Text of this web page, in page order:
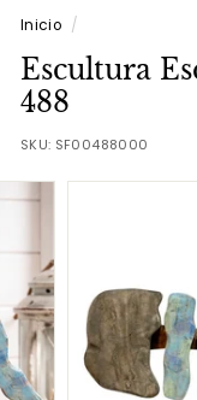
o
r
a
d
o
Inicio /
Escultura
488
SKU: SF00488000